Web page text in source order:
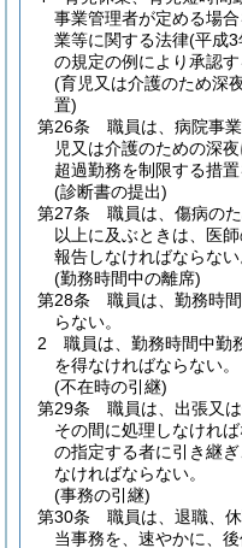
事業管理者が定める場
業等に関する法律(平成3
の規定の例により承認す
(育児又は介護のため深
置)
第26条
職員は、病院事
児又は介護のための深
超過勤務を制限する措
(診断書の提出)
第27条
職員は、傷病の
以上に及ぶときは、医
報告しなければならない
(勤務時間中の離席)
第28条
職員は、勤務時
らない。
2
職員は、勤務時間中勤
を得なければならない。
(不在時の引継)
第29条
職員は、出張又
その間に処理しなけれ
の指定する者に引き継
なければならない。
(事務の引継)
第30条
職員は、退職、
当事務を、速やかに、